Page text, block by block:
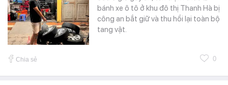
bánh xe ô tô ở khu đô thị Thanh Hà bị
công an bắt giữ và thu hồi lại toàn bộ
tang vật.
Chia sẻ 0